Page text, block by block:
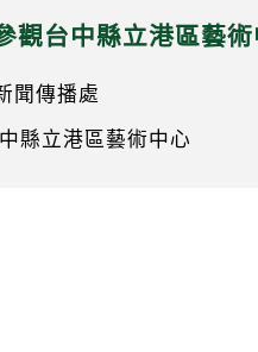
觀台中縣立港區藝
聞傳播處
縣立港區藝術中心